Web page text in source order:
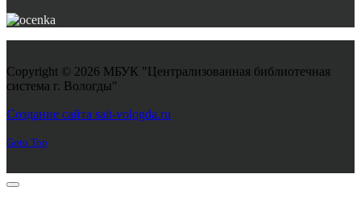
Copyright © 2026 МБУК "Централизованная библиотечная
система г. Вологды"
Создание сайта sait-vologda.ru
Goto Top